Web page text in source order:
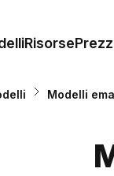
Risorse
Modelli